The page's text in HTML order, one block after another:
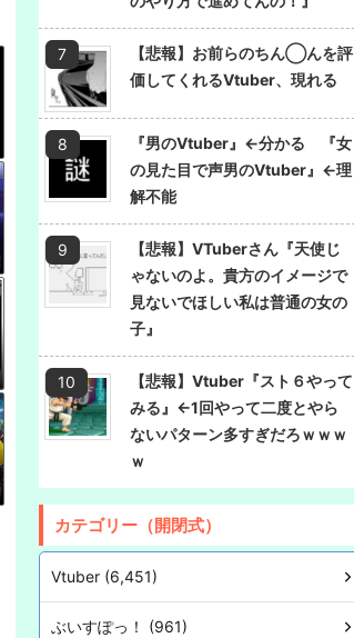
【悲報】お前らのちん◯んを評
価してくれるVtuber、現れる
『男のVtuber』←分かる 『女
の見た目で声男のVtuber』←理
解不能
【悲報】VTuberさん『天使じ
ゃないのよ。貴方のイメージで
見ないでほしい私は普通の女の
子』
【悲報】Vtuber『スト６やって
みる』←1回やって二度とやら
ないパターン多すぎだろｗｗｗ
ｗ
カテゴリー（開閉式）
Vtuber (6,451)
ぶいすぽっ！ (961)